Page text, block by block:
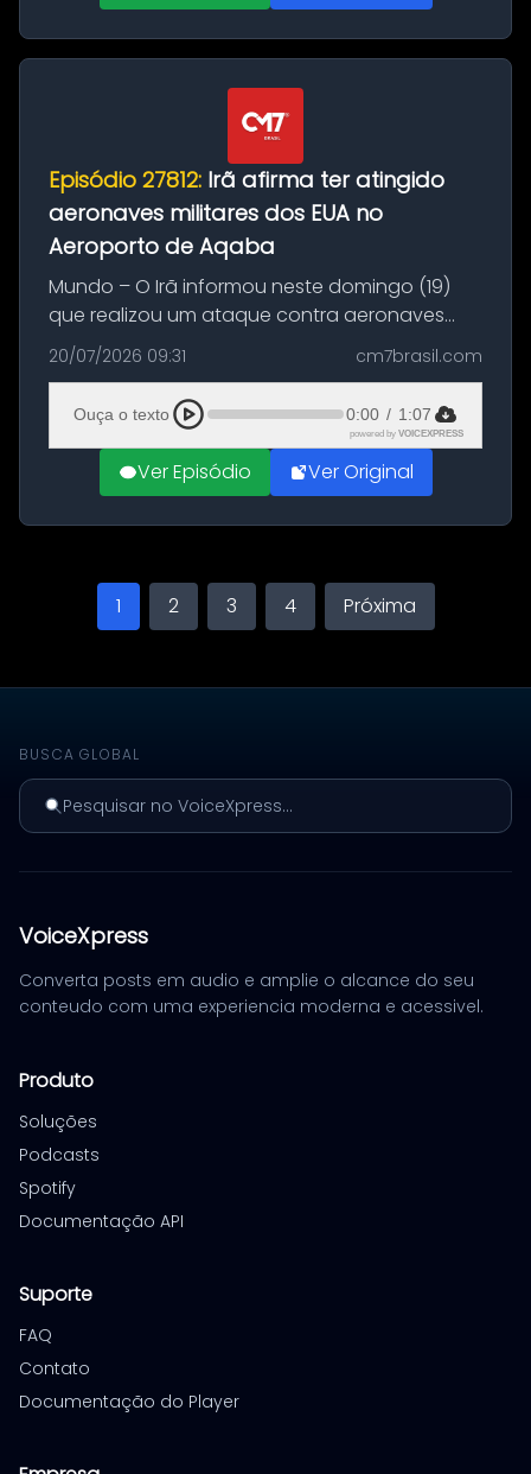
Episódio 27812: Irã afirma ter atingido
aeronaves militares dos EUA no
Aeroporto de Aqaba
Mundo – O Irã informou neste domingo (19)
que realizou um ataque contra aeronaves
militares dos Estados Unidos estacionadas no
Aeroporto de Aqaba, na Jordânia, durante a
21ª fase da Operação Nasr 2. A...
20/07/2026 09:31 cm7brasil.com
Ouça o texto 0:00 / 1:07
powered by VOICEXPRESS
Ver Episódio Ver Original
1 2 3 4 Próxima
BUSCA GLOBAL
Pesquisar no VoiceXpress...
VoiceXpress
Converta posts em audio e amplie o alcance do seu
conteudo com uma experiencia moderna e acessivel.
Produto
Soluções
Podcasts
Spotify
Documentação API
Suporte
FAQ
Contato
Documentação do Player